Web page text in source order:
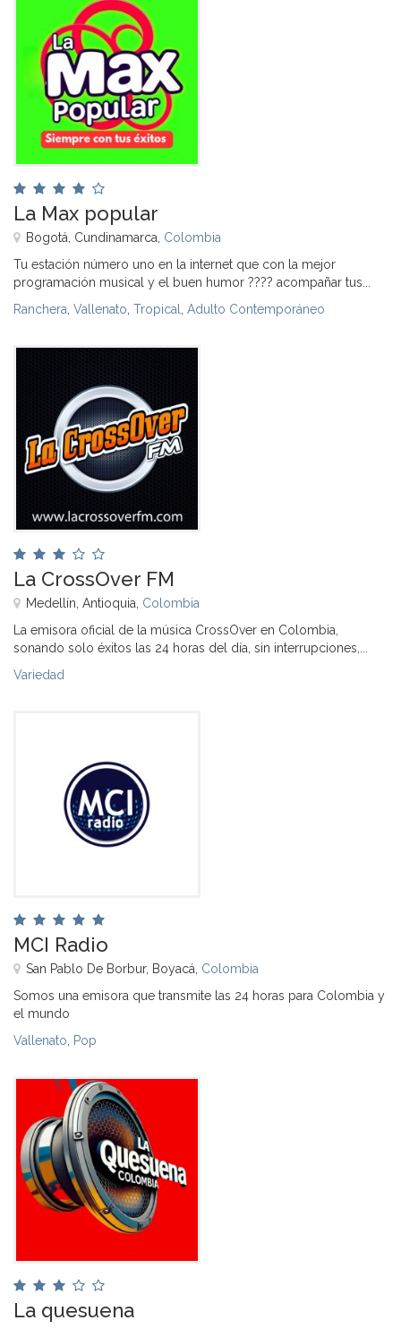
La Max popular
Bogotá, Cundinamarca, Colombia
Tu estación número uno en la internet que con la mejor
programación musical y el buen humor ???? acompañar tus...
Ranchera Vallenato Tropical Adulto Contemporáneo
La CrossOver FM
Medellín, Antioquia, Colombia
La emisora oficial de la música CrossOver en Colombia,
sonando solo éxitos las 24 horas del día, sin interrupciones,...
Variedad
MCI Radio
San Pablo De Borbur, Boyacá, Colombia
Somos una emisora que transmite las 24 horas para Colombia y
el mundo
Vallenato Pop
La quesuena